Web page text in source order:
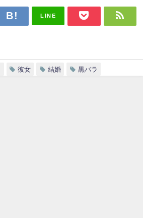
LINE
彼女 結婚 黒バラ